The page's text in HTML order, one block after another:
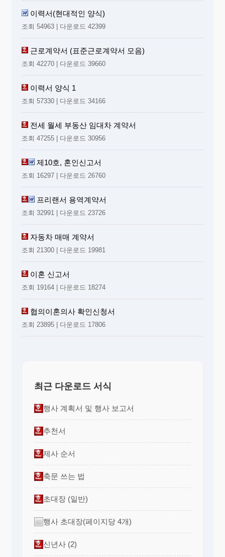
이력서(현대적인 양식)
조회 54963 | 다운로드 42399
근로계약서 (표준근로계약서 모음)
조회 42270 | 다운로드 39660
이력서 양식 1
조회 57330 | 다운로드 34166
전세 월세 부동산 임대차 계약서
조회 47255 | 다운로드 30956
제10호, 혼인신고서
조회 16297 | 다운로드 26760
프리랜서 용역계약서
조회 32991 | 다운로드 23726
자동차 매매 계약서
조회 21300 | 다운로드 19981
이혼 신고서
조회 19164 | 다운로드 18274
협의이혼의사 확인신청서
조회 23895 | 다운로드 17806
최근 다운로드 서식
행사 계획서 및 행사 보고서
추천서
제사 순서
축문 쓰는 법
초대장 (일반)
행사 초대장(페이지당 4개)
신년사 (2)